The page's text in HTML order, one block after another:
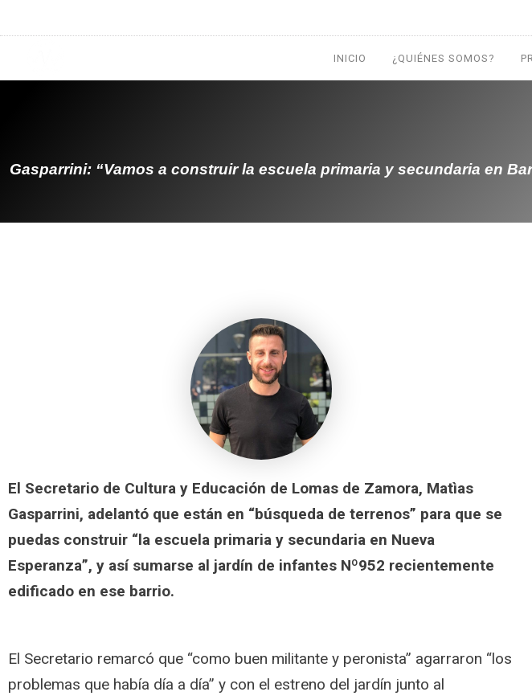
INICIO ¿QUIÉNES SOMOS?
Gasparrini: “Vamos a construir la escuela primaria y secundaria en
El Secretario de Cultura y Educación de Lomas de Zamora, Matìas
Gasparrini, adelantó que están en “búsqueda de terrenos” para que se
puedas construir “la escuela primaria y secundaria en Nueva
Esperanza”, y así sumarse al jardín de infantes Nº952 recientemente
edificado en ese barrio.
El Secretario remarcó que “como buen militante y peronista” agarraron “los
problemas que había día a día” y con el estreno del jardín junto al